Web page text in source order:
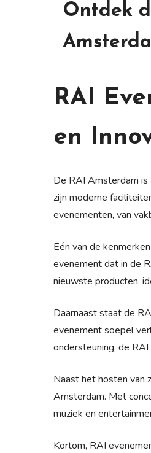
Ontdek
RAI
en
De RAI Amsterdam
zijn moderne
evenementen, van
Eén van de
evenement dat in de
nieuwste producten,
Daarnaast staat de
evenement soepel
ondersteuning, de
Naast het hosten van
Amsterdam. Met
muziek en
Kortom, RAI